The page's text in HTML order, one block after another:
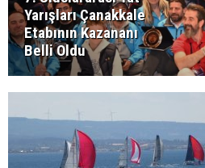
Yarışları Çanakkale
Etabının Kazananı
Belli Oldu